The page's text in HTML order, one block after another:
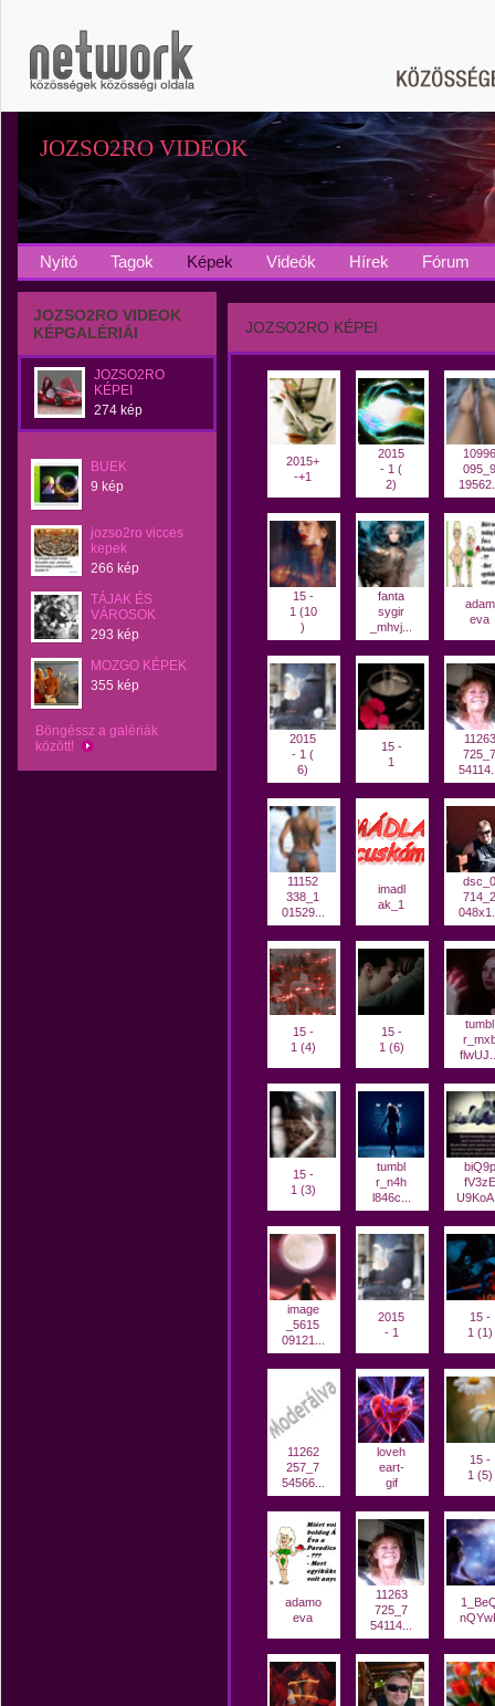
JOZSO2RO VIDEOK
Nyitó Tagok Képek Videók Hírek Fórum
JOZSO2RO VIDEOK
KÉPGALÉRIÁI
JOZSO2RO
KÉPEI
274 kép
BUEK
9 kép
jozso2ro vicces
kepek
266 kép
TÁJAK ÉS
VÁROSOK
293 kép
MOZGO KÉPEK
355 kép
Böngéssz a galériák
között!
JOZSO2RO KÉPEI
2015+
-+1
2015
- 1 (
2)
10996
095_9
15 -
1 (10
)
fanta
sygir
_mhvj...
adam
eva
2015
- 1 (
6)
15 -
1
11263
725_7
11152
338_1
01529...
imadl
ak_1
dsc_0
714_2
15 -
1 (4)
15 -
1 (6)
tumbl
15 -
1 (3)
tumbl
r_n4h
l846c...
biQ9p
fV3zE
image
_5615
09121...
2015
- 1
15 -
1 (1)
11262
257_7
54566...
loveh
eart-
gif
15 -
1 (5)
adamo
eva
11263
725_7
54114...